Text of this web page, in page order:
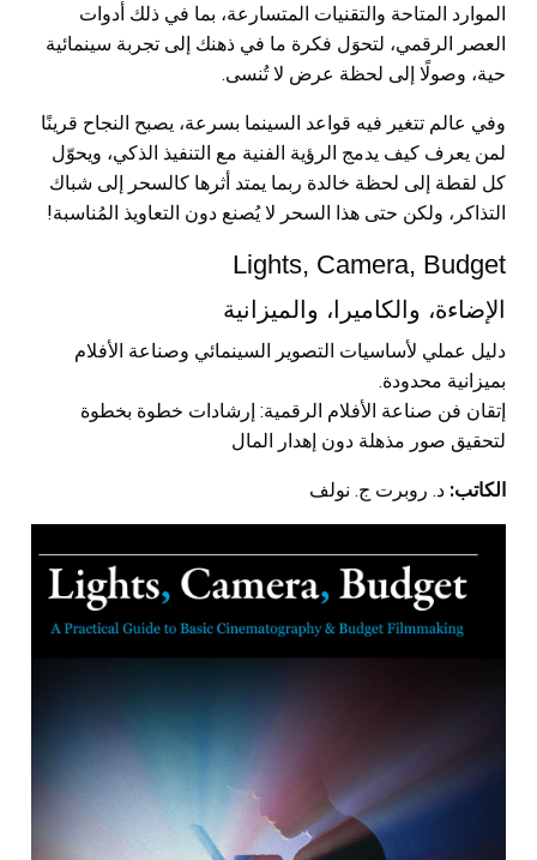
الموارد المتاحة والتقنيات المتسارعة، بما في ذلك أدوات
العصر الرقمي، لتحوَل فكرة ما في ذهنك إلى تجربة سينمائية
حية، وصولًا إلى لحظة عرض لا تُنسى.
وفي عالم تتغير فيه قواعد السينما بسرعة، يصبح النجاح قرينًا
لمن يعرف كيف يدمج الرؤية الفنية مع التنفيذ الذكي، ويحوّل
كل لقطة إلى لحظة خالدة ربما يمتد أثرها كالسحر إلى شباك
التذاكر، ولكن حتى هذا السحر لا يُصنع دون التعاويذ المُناسبة!
Lights, Camera, Budget
الإضاءة، والكاميرا، والميزانية
دليل عملي لأساسيات التصوير السينمائي وصناعة الأفلام
بميزانية محدودة.
إتقان فن صناعة الأفلام الرقمية: إرشادات خطوة بخطوة
لتحقيق صور مذهلة دون إهدار المال
الكاتب: د. روبرت ج. نولف